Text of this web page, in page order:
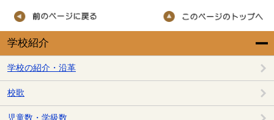
学校紹介
学校の紹介・沿革
校歌
児童数・学級数